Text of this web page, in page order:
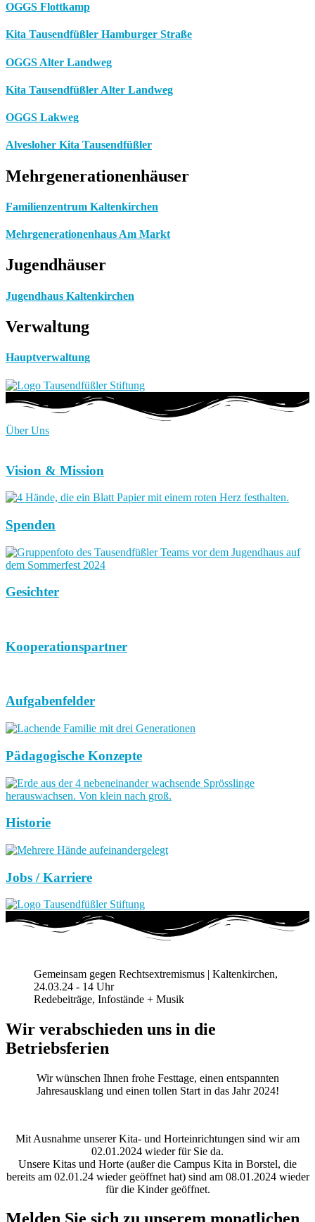
OGGS Flottkamp
Kita Tausendfüßler Hamburger Straße
OGGS Alter Landweg
Kita Tausendfüßler Alter Landweg
OGGS Lakweg
Alvesloher Kita Tausendfüßler
Mehrgenerationenhäuser
Familienzentrum Kaltenkirchen
Mehrgenerationenhaus Am Markt
Jugendhäuser
Jugendhaus Kaltenkirchen
Verwaltung
Hauptverwaltung
Über Uns
Vision & Mission
Spenden
Gesichter
Kooperationspartner
Aufgabenfelder
Pädagogische Konzepte
Historie
Jobs / Karriere
Gemeinsam gegen Rechtsextremismus | Kaltenkirchen,
24.03.24 - 14 Uhr
Redebeiträge, Infostände + Musik
Wir verabschieden uns in die
Betriebsferien
Wir wünschen Ihnen frohe Festtage, einen entspannten
Jahresausklang und einen tollen Start in das Jahr 2024!
Mit Ausnahme unserer Kita- und Horteinrichtungen sind wir am
02.01.2024 wieder für Sie da.
Unsere Kitas und Horte (außer die Campus Kita in Borstel, die
bereits am 02.01.24 wieder geöffnet hat) sind am 08.01.2024 wieder
für die Kinder geöffnet.